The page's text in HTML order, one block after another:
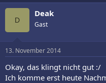
D
Deak
Gast
13. November 2014
Okay, das klingt nicht gut :/
Ich komme erst heute